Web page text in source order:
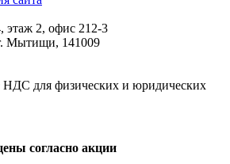
этаж 2, офис 212-3
Мытищи, 141009
НДС для физических и юридических
согласно акции